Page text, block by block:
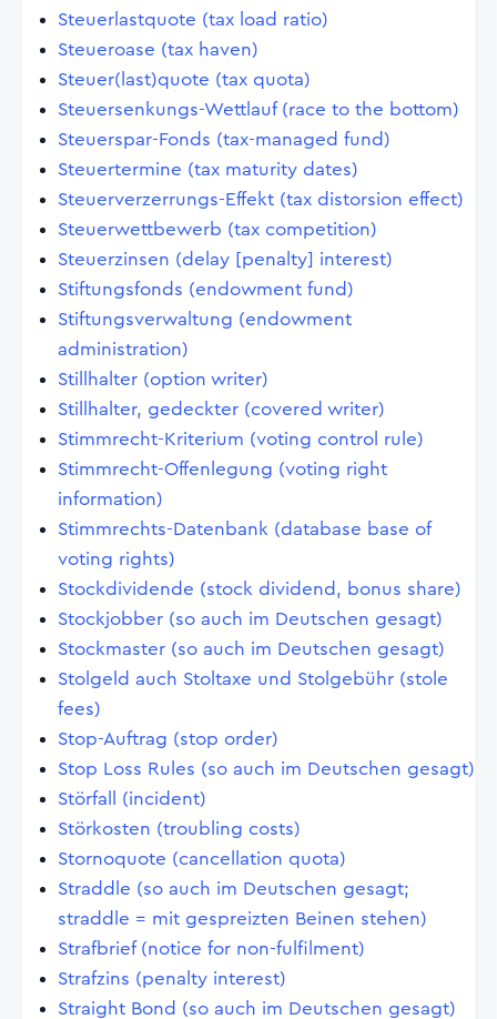
Steuerlastquote (tax load ratio)
Steueroase (tax haven)
Steuer(last)quote (tax quota)
Steuersenkungs-Wettlauf (race to the bottom)
Steuerspar-Fonds (tax-managed fund)
Steuertermine (tax maturity dates)
Steuerverzerrungs-Effekt (tax distorsion effect)
Steuerwettbewerb (tax competition)
Steuerzinsen (delay [penalty] interest)
Stiftungsfonds (endowment fund)
Stiftungsverwaltung (endowment
administration)
Stillhalter (option writer)
Stillhalter, gedeckter (covered writer)
Stimmrecht-Kriterium (voting control rule)
Stimmrecht-Offenlegung (voting right
information)
Stimmrechts-Datenbank (database base of
voting rights)
Stockdividende (stock dividend, bonus share)
Stockjobber (so auch im Deutschen gesagt)
Stockmaster (so auch im Deutschen gesagt)
Stolgeld auch Stoltaxe und Stolgebühr (stole
fees)
Stop-Auftrag (stop order)
Stop Loss Rules (so auch im Deutschen gesagt)
Störfall (incident)
Störkosten (troubling costs)
Stornoquote (cancellation quota)
Straddle (so auch im Deutschen gesagt;
straddle = mit gespreizten Beinen stehen)
Strafbrief (notice for non-fulfilment)
Strafzins (penalty interest)
Straight Bond (so auch im Deutschen gesagt)